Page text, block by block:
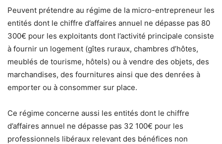
Peuvent prétendre au régime de la micro-entrepreneur les
entités dont le chiffre d’affaires annuel ne dépasse pas 80
300€ pour les exploitants dont l’activité principale consiste
à fournir un logement (gîtes ruraux, chambres d’hôtes,
meublés de tourisme, hôtels) ou à vendre des objets, des
marchandises, des fournitures ainsi que des denrées à
emporter ou à consommer sur place.
Ce régime concerne aussi les entités dont le chiffre
d’affaires annuel ne dépasse pas 32 100€ pour les
professionnels libéraux relevant des bénéfices non